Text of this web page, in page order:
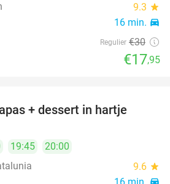
9.3 star
16 min. directions_car
Regulier €30
€17,95
+ dessert in hartje
19:45
20:00
9.6 star
directions_car